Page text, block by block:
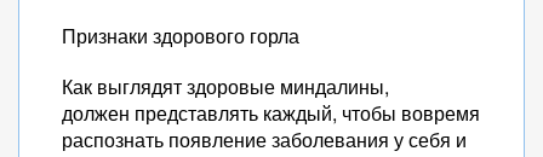
Признаки здорового горла
Как выглядят здоровые миндалины,
должен представлять каждый, чтобы вовремя
распознать появление заболевания у себя и